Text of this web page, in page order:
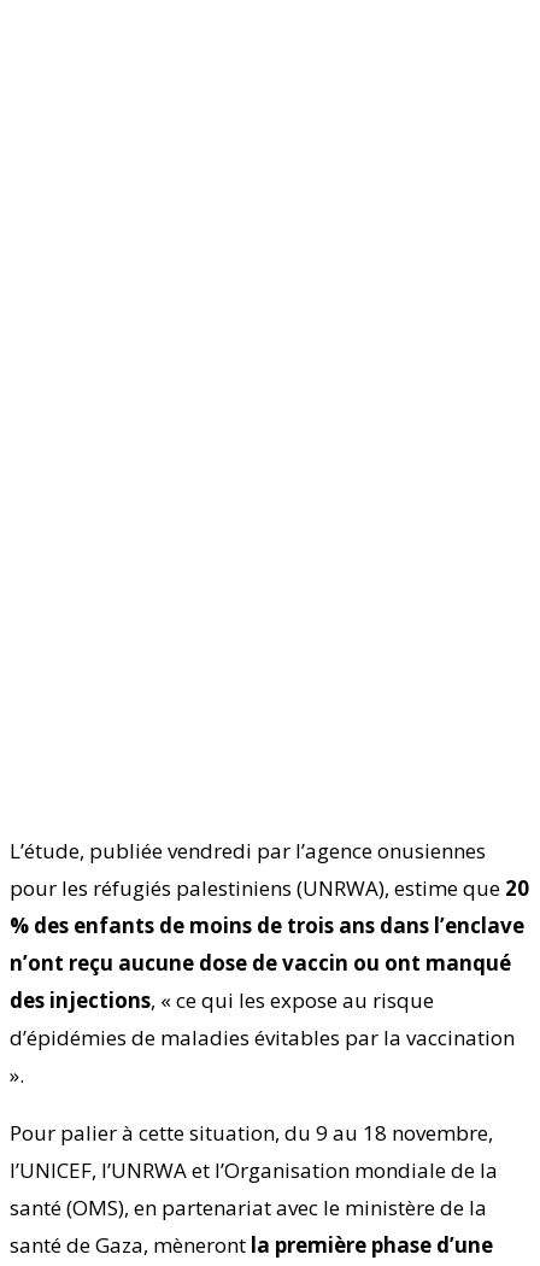
L’étude, publiée vendredi par l’agence onusiennes
pour les réfugiés palestiniens (UNRWA), estime que 20
% des enfants de moins de trois ans dans l’enclave
n’ont reçu aucune dose de vaccin ou ont manqué
des injections, « ce qui les expose au risque
d’épidémies de maladies évitables par la vaccination
».
Pour palier à cette situation, du 9 au 18 novembre,
l’UNICEF, l’UNRWA et l’Organisation mondiale de la
santé (OMS), en partenariat avec le ministère de la
santé de Gaza, mèneront la première phase d’une